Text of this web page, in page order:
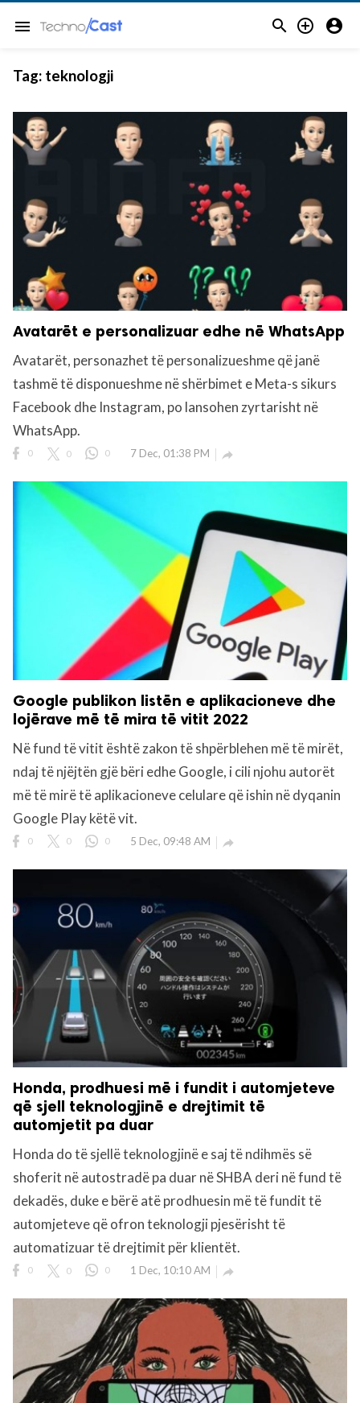
menu   
Tag: teknologji
Avatarët e personalizuar edhe në WhatsApp
Avatarët, personazhet të personalizueshme që janë
tashmë të disponueshme në shërbimet e Meta-s sikurs
Facebook dhe Instagram, po lansohen zyrtarisht në
WhatsApp.
0 0 0 7 Dec, 01:38 PM 
Google publikon listën e aplikacioneve dhe
lojërave më të mira të vitit 2022
Në fund të vitit është zakon të shpërblehen më të mirët,
ndaj të njëjtën gjë bëri edhe Google, i cili njohu autorët
më të mirë të aplikacioneve celulare që ishin në dyqanin
Google Play këtë vit.
0 0 0 5 Dec, 09:48 AM 
Honda, prodhuesi më i fundit i automjeteve
që sjell teknologjinë e drejtimit të
automjetit pa duar
Honda do të sjellë teknologjinë e saj të ndihmës së
shoferit në autostradë pa duar në SHBA deri në fund të
dekadës, duke e bërë atë prodhuesin më të fundit të
automjeteve që ofron teknologji pjesërisht të
automatizuar të drejtimit për klientët.
0 0 0 1 Dec, 10:10 AM 